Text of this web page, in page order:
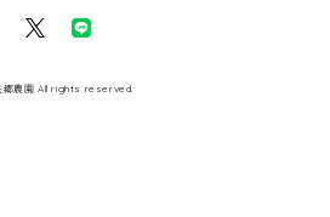
郷農園 All rights reserved.